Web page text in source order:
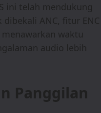
ini telah mendukung
ANC, fitur ENC
waktu
audio lebih
Panggilan